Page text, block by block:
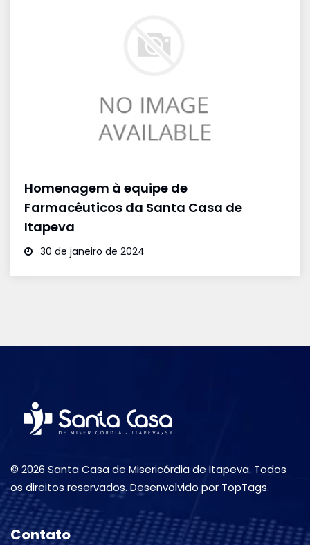
Homenagem à equipe de
Farmacêuticos da Santa Casa de
Itapeva
30 de janeiro de 2024
© 2026 Santa Casa de Misericórdia de Itapeva. Todos
os direitos reservados. Desenvolvido por TopTags.
Contato